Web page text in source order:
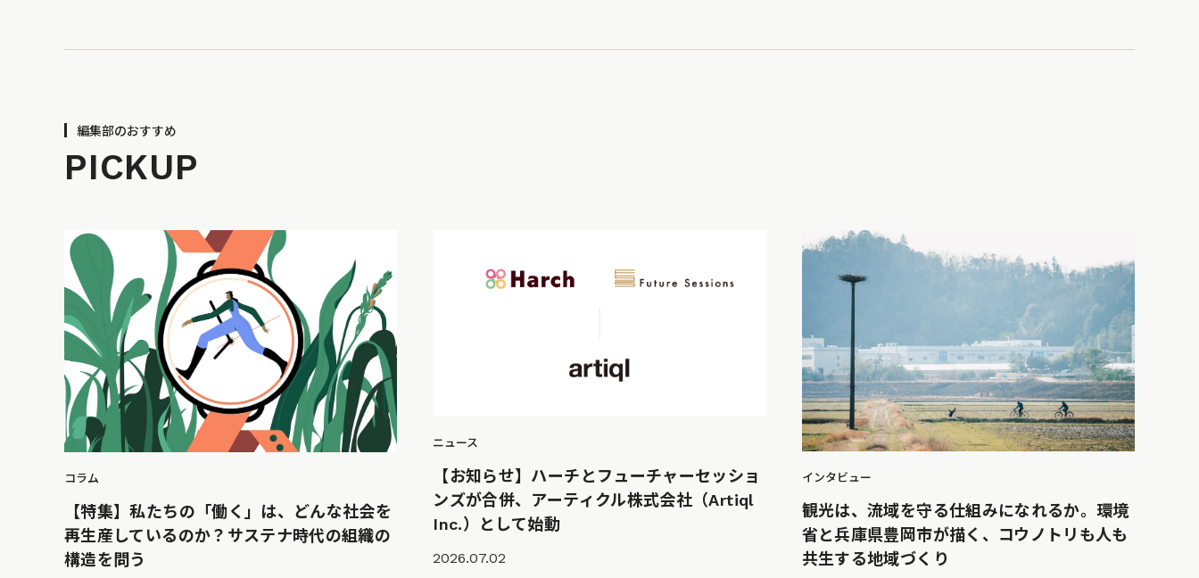
編集部のおすすめ
PICKUP
コラム
【特集】私たちの「働く」は、どんな社会を
再生産しているのか？サステナ時代の組織の
構造を問う
ニュース
【お知らせ】ハーチとフューチャーセッショ
ンズが合併、アーティクル株式会社（Artiql
Inc.）として始動
2026.07.02
インタビュー
観光は、流域を守る仕組みになれるか。環境
省と兵庫県豊岡市が描く、コウノトリも人も
共生する地域づくり